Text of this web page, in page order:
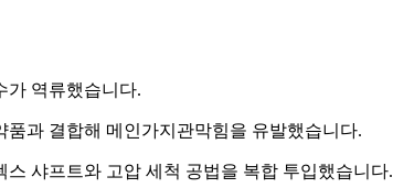
가 역류했습니다.
과 결합해 메인가지관막힘을 유발했습니다.
샤프트와 고압 세척 공법을 복합 투입했습니다.